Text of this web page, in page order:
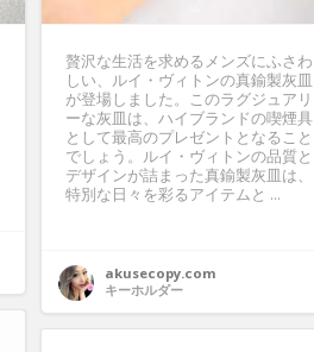
贅沢な生活を求めるメンズにふさわ
しい、ルイ・ヴィトンの真鍮製灰皿
が登場しました。このラグジュアリ
ーな灰皿は、ハイブランドの喫煙具
として最高のプレゼントとなること
でしょう。ルイ・ヴィトンの品質と
デザインが詰まった真鍮製灰皿は、
特別な日々を彩るアイテムと ...
akusecopy.com
キーホルダー